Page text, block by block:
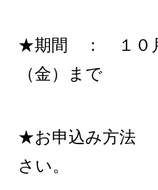
★期間 ： １０月
（金）まで
★お申込み方法
さい。